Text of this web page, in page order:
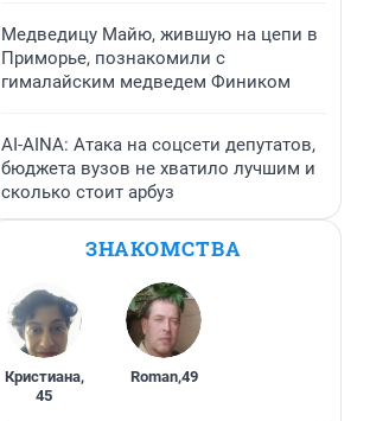
Медведицу Майю, жившую на цепи в
Приморье, познакомили с
гималайским медведем Фиником
AI-AINA: Атака на соцсети депутатов,
бюджета вузов не хватило лучшим и
сколько стоит арбуз
ЗНАКОМСТВА
Кристиана,
45
Roman,49